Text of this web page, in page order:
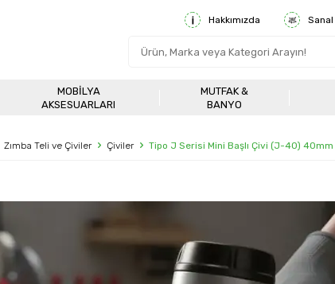
Hakkımızda Sanal
MOBILYA
AKSESUARLARI
MUTFAK &
BANYO
Zımba Teli ve Çiviler Çiviler Tipo J Serisi Mini Başlı Çivi (J-40)